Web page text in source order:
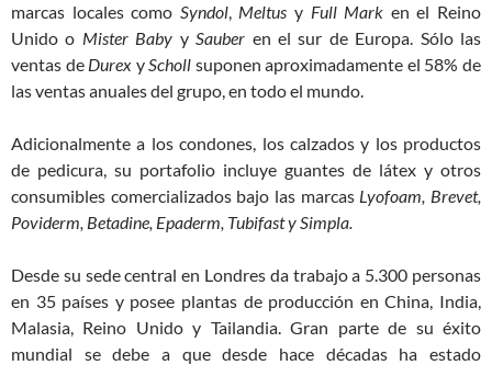
marcas locales como Syndol, Meltus y Full Mark en el Reino
Unido o Mister Baby ySauber en el sur de Europa. Sólo las
ventas de Durex yScholl suponen aproximadamente el 58% de
las ventas anuales del grupo, en todo el mundo.
Adicionalmente a los condones, los calzados y los productos
de pedicura, su portafolio incluye guantes de látex y otros
consumibles comercializados bajo las marcas Lyofoam, Brevet,
Poviderm, Betadine, Epaderm, Tubifast y Simpla.
Desde su sede central en Londres da trabajo a 5.300 personas
en 35 países y posee plantas de producción en China, India,
Malasia, Reino Unido y Tailandia. Gran parte de su éxito
mundial se debe a que desde hace décadas ha estado